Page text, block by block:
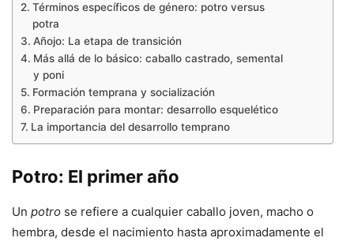
Términos específicos de género: potro versus
potra
Añojo: La etapa de transición
Más allá de lo básico: caballo castrado, semental
y poni
Formación temprana y socialización
Preparación para montar: desarrollo esquelético
La importancia del desarrollo temprano
Potro: El primer año
Un potro se refiere a cualquier caballo joven, macho o
hembra, desde el nacimiento hasta aproximadamente el